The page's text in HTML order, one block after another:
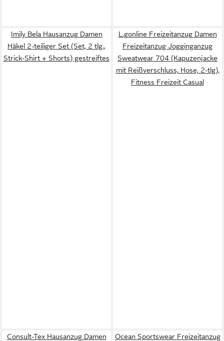
Imily Bela Hausanzug Damen
Häkel 2-teiliger Set (Set, 2 tlg.,
Strick-Shirt + Shorts) gestreiftes
L.gonline Freizeitanzug Damen
Freizeitanzug Jogginganzug
Sweatwear 704 (Kapuzenjacke
mit Reißverschluss, Hose, 2-tlg),
Fitness Freizeit Casual
Consult-Tex Hausanzug Damen
Ocean Sportswear Freizeitanzug